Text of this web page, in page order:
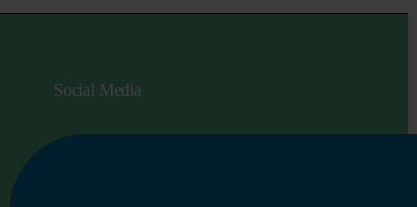
Social Media